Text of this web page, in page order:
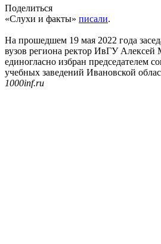
Поделиться
«Слухи и факты» писали.
На прошедшем 19 мая 2022 года
вузов региона ректор ИвГУ
единогласно избран председателем
учебных заведений Ивановской
1000inf.ru